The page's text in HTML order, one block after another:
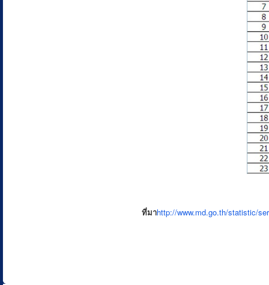
ที่มาhttp://www.md.go.th/statistic/